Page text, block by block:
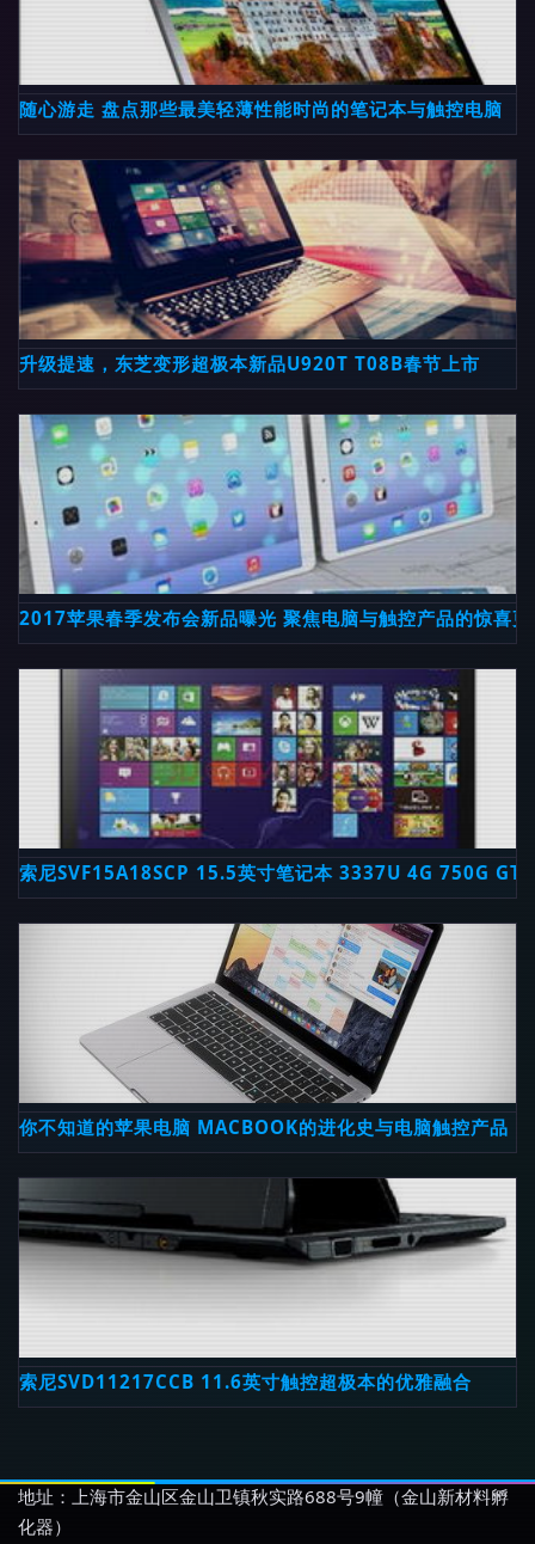
随心游走 盘点那些最美轻薄性能时尚的笔记本与触控电脑
升级提速，东芝变形超极本新品U920T T08B春节上市
2017苹果春季发布会新品曝光 聚焦电脑与触控产品的惊喜
索尼SVF15A18SCP 15.5英寸笔记本 3337U 4G 750G
你不知道的苹果电脑 MACBOOK的进化史与电脑触控产品
索尼SVD11217CCB 11.6英寸触控超极本的优雅融合
地址：上海市金山区金山卫镇秋实路688号9幢（金山新材料孵
化器）